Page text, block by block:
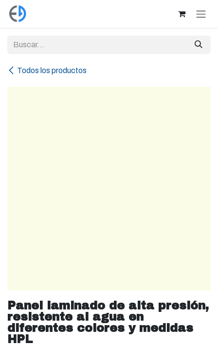
Ir al contenido
Todos los productos
Panel laminado de alta presión,
resistente al agua en
diferentes colores y medidas
HPL